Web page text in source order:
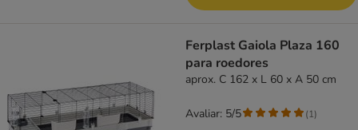
Ferplast Gaiola Plaza 160
para roedores
aprox. C 162 x L 60 x A 50 cm
Avaliar: 5/5 (1)